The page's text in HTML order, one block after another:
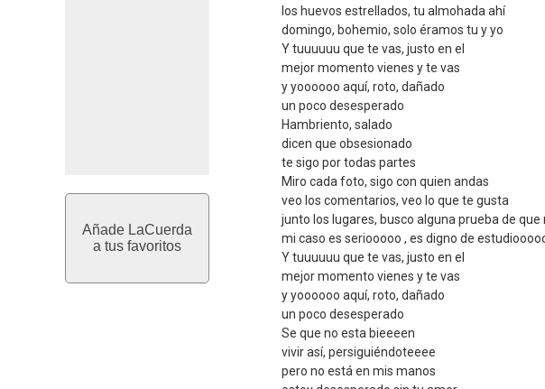
Añade LaCuerda
a tus favoritos
los huevos estrellados, tu almohada ahí
domingo, bohemio, solo éramos tu y yo
Y tuuuuuu que te vas, justo en el
mejor momento vienes y te vas
y yoooooo aquí, roto, dañado
un poco desesperado
Hambriento, salado
dicen que obsesionado
te sigo por todas partes
Miro cada foto, sigo con quien andas
veo los comentarios, veo lo que te gusta
junto los lugares, busco alguna prueba de
mi caso es seriooooo , es digno de
Y tuuuuuu que te vas, justo en el
mejor momento vienes y te vas
y yoooooo aquí, roto, dañado
un poco desesperado
Se que no esta bieeeen
vivir así, persiguiéndoteeee
pero no está en mis manos